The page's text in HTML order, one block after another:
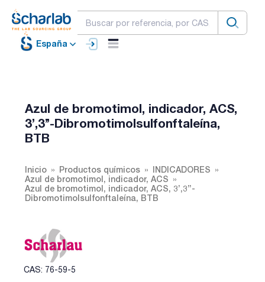
España
Azul de bromotimol, indicador, ACS,
3’,3’’-Dibromotimolsulfonftaleína,
BTB
Inicio Productos químicos
INDICADORES
Azul de bromotimol, indicador, ACS
Azul de bromotimol, indicador, ACS, 3’,3’’-
Dibromotimolsulfonftaleína, BTB
CAS: 76-59-5